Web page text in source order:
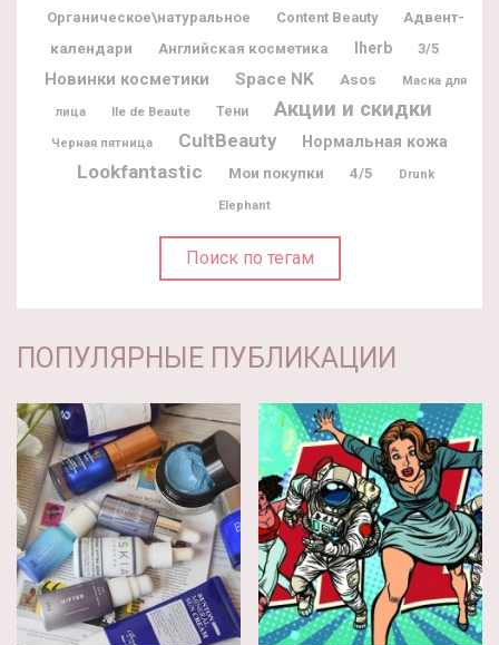
Органическое\натуральное Content Beauty
Адвент-
календари
Английская косметика Iherb 3/5
Новинки косметики Space NK Asos Маска для
лица Ile de Beaute Тени Акции и скидки
Черная пятница CultBeauty Нормальная кожа
Lookfantastic Мои покупки 4/5 Drunk
Elephant
Поиск по тегам
ПОПУЛЯРНЫЕ ПУБЛИКАЦИИ